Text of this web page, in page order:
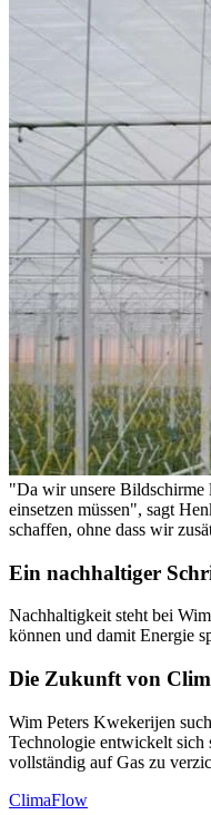
"Da wir unsere Bildschirme
einsetzen müssen", sagt
schaffen, ohne dass wir
Ein nachhaltiger
Nachhaltigkeit steht bei
können und damit Energie
Die Zukunft von
Wim Peters Kwekerijen
Technologie entwickelt sich
vollständig auf Gas zu
ClimaFlow